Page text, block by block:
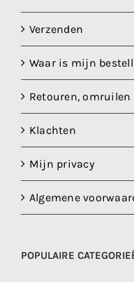
Verzenden
Waar is mijn
Retouren,
Klachten
Mijn privacy
Algemene
POPULAIRE